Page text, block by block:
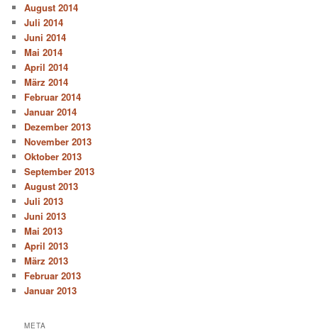
August 2014
Juli 2014
Juni 2014
Mai 2014
April 2014
März 2014
Februar 2014
Januar 2014
Dezember 2013
November 2013
Oktober 2013
September 2013
August 2013
Juli 2013
Juni 2013
Mai 2013
April 2013
März 2013
Februar 2013
Januar 2013
META